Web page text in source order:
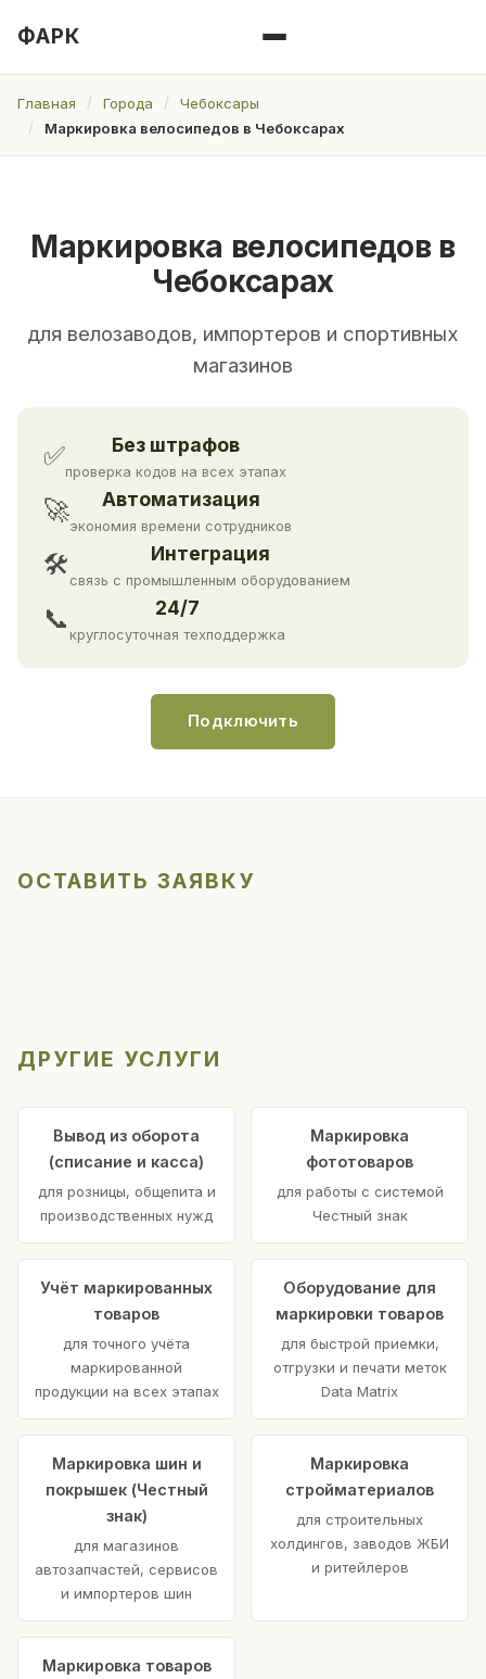
ФАРК
Главная Города
Чебоксары
Маркировка велосипедов в Чебоксарах
Маркировка велосипедов в
Чебоксарах
для велозаводов, импортеров и спортивных
магазинов
✅ Без штрафов
проверка кодов на всех этапах
🚀 Автоматизация
экономия времени сотрудников
🛠 Интеграция
связь с промышленным оборудованием
📞 24/7
круглосуточная техподдержка
Подключить
ОСТАВИТЬ ЗАЯВКУ
ДРУГИЕ УСЛУГИ
Вывод из оборота
(списание и касса)
для розницы, общепита и
производственных нужд
Маркировка
фототоваров
для работы с системой
Честный знак
Учёт маркированных
товаров
для точного учёта
маркированной
продукции на всех этапах
Оборудование для
маркировки товаров
для быстрой приемки,
отгрузки и печати меток
Data Matrix
Маркировка шин и
покрышек (Честный
знак)
для магазинов
автозапчастей, сервисов
и импортеров шин
Маркировка
стройматериалов
для строительных
холдингов, заводов ЖБИ
и ритейлеров
Маркировка товаров